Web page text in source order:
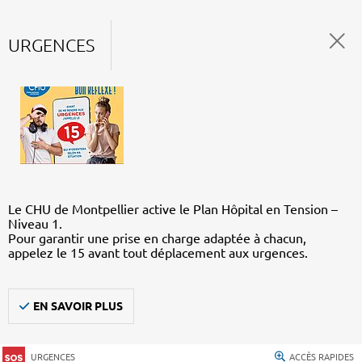
URGENCES
Le CHU de Montpellier active le Plan Hôpital en Tension –
Niveau 1.
Pour garantir une prise en charge adaptée à chacun,
appelez le 15 avant tout déplacement aux urgences.
EN SAVOIR PLUS
URGENCES ACCÈS RAPIDES